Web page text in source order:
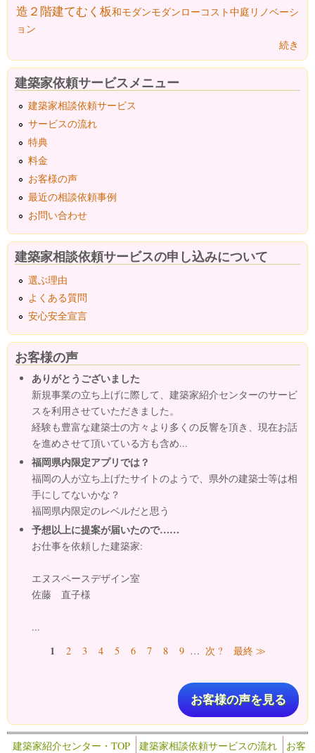
造２階建てむく板和モダンモダンローコスト中庭 リノベーシ
ョン
続き
建築家依頼サービスメニュー
建築家相談依頼サービス
サービスの流れ
特典
料金
お客様の声
最近の相談依頼事例
お問い合わせ
建築家相談依頼サービスの申し込みについて
選ぶ理由
よくある質問
安心安全宣言
お客様の声
ありがとうございました
新規事業の立ち上げに際して、建築家紹介センターのサービ
スを利用させていただきました。
経験も豊富な建築士の方々より多くの反響を頂き、現在お話
を進めさせて頂いている方も含め...
福岡県内限定アプリでは？
福岡の人が立ち上げたサイトのようで、県外の建築士等は相
手にしてないかな？
福岡県内限定のレベルだと思う
予想以上に提案が届いたので……
お仕事を依頼した建築家:
エヌスペースデザイン室
佐藤 直子様
...
ページ1 2 3 4 5 6 7 8 9 … 次 ? 最終 ≫
お客様の声を見る
建築家紹介センター・TOP 建築家相談依頼サービスの流れ
お客